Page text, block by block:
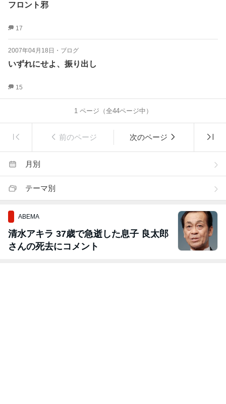
フロント邪
17
2007年04月18日 ・ ブログ
いずれにせよ、振り出し
15
1ページ（全44ページ中）
前のページ 次のページ
月別
テーマ別
ABEMA
清水アキラ 37歳で急逝した息子 良太郎
さんの死去にコメント